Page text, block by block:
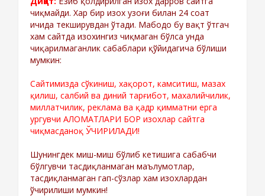
чиқмайди. Хар бир изох узоғи билан 24 соат
ичида текширувдан ўтади. Мабодо бу вақт ўтгач
хам сайтда изохингиз чиқмаган бўлса унда
чиқарилмаганлик сабаблари қўйидагича бўлиши
мумкин:
Сайтимизда сўкиниш, хақорот, камситиш, мазах
қилиш, салбий ва диний тарғибот, махалийчилик,
миллатчилик, реклама ва қадр қимматни ерга
ургувчи АЛОМАТЛАРИ БОР изохлар сайтга
чиқмасданоқ ЎЧИРИЛАДИ!
Шунингдек миш-миш бўлиб кетишига сабабчи
бўлгувчи тасдиқланмаган маълумотлар,
тасдиқланмаган гап-сўзлар хам изохлардан
ўчирилиши мумкин!